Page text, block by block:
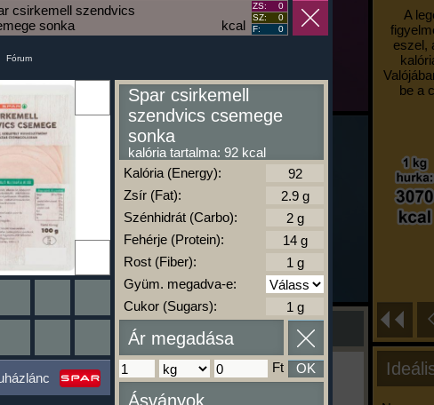
A
eszel,
be a
Ha ma már nem eszel/sportolsz többet,
kattints a kiértékelésre!
A Kalória Szimulátor Prémium funkció.
kcal
csirkemell szendvics
sonka
ZS:
0
SZ:
0
F:
0
Fórum
Spar csirkemell
szendvics csemege
sonka
kalória tartalma: 92 kcal
Kalória (Energy):
Zsír (Fat):
Szénhidrát (Carbo):
Fehérje (Protein):
Rost (Fiber):
Gyüm. megadva-e:
Cukor (Sugars):
Ár megadása
Ft OK
Ásványok